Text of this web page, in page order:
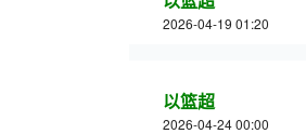
2026-04-19 01:20
以篮超
2026-04-24 00:00